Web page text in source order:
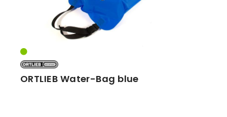
ORTLIEB Water-Bag blue